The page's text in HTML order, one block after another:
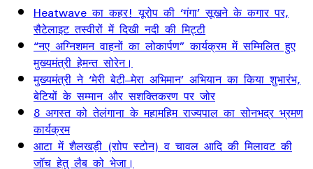
Heatwave का कहर! यूरोप की ‘गंगा’ सूखने के कगार पर,
सैटेलाइट तस्वीरों में दिखी नदी की मिट्टी
“नए अग्निशमन वाहनों का लोकार्पण” कार्यक्रम में सम्मिलित हुए
मुख्यमंत्री हेमन्त सोरेन।
मुख्यमंत्री ने ‘मेरी बेटी–मेरा अभिमान’ अभियान का किया शुभारंभ,
बेटियों के सम्मान और सशक्तिकरण पर जोर
8 अगस्त को तेलंगाना के महामहिम राज्यपाल का सोनभद्र भ्रमण
कार्यक्रम
आटा में शैलखड़ी (राोप स्टोन) व चावल आदि की मिलावट की
जॉच हेतु लैब को भेजा।